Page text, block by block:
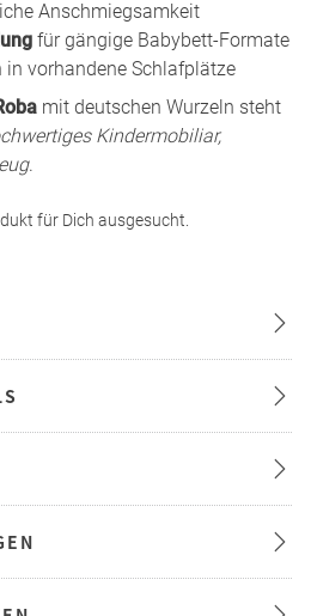
Anschmiegsamkeit
für gängige Babybett-Formate
vorhandene Schlafplätze
mit deutschen Wurzeln steht
Kindermobiliar,
.
für Dich ausgesucht.